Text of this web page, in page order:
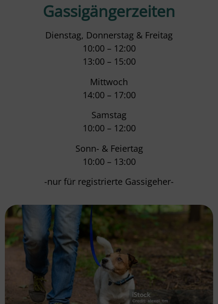
Gassigängerzeiten
Dienstag, Donnerstag & Freitag
10:00 – 12:00
13:00 – 15:00
Mittwoch
14:00 – 17:00
Samstag
10:00 – 12:00
Sonn- & Feiertag
10:00 – 13:00
-nur für registrierte Gassigeher-